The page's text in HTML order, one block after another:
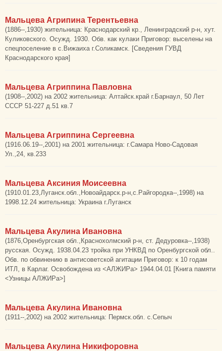
Мальцева Агрипина Терентьевна
(1886--,1930) жительница: Краснодарский кр., Ленинградский р-н, хут.
Куликовского. Осужд. 1930. Обв. как кулаки Приговор: выселены на
спецпоселение в с.Вижаиха г.Соликамск. [Сведения ГУВД
Краснодарского края]
Мальцева Агриппина Павловна
(1908--,2002) на 2002 жительница: Алтайск.край г.Барнаул, 50 Лет
СССР 51-227 д.51 кв.7
Мальцева Агриппина Сергеевна
(1916.06.19--,2001) на 2001 жительница: г.Самара Ново-Садовая
Ул.,24, кв.233
Мальцева Аксиния Моисеевна
(1910.01.23,Луганск.обл.,Новоайдарск.р-н,с.Райгородка--,1998) на
1998.12.24 жительница: Украина г.Луганск
Мальцева Акулина Ивановна
(1876,Оренбургская обл.,Краснохолмский р-н, ст. Дедуровка--,1938)
русская. Осужд. 1938.04.23 тройка при УНКВД по Оренбургской обл..
Обв. по обвинению в антисоветской агитации Приговор: к 10 годам
ИТЛ, в Карлаг. Освобождена из <АЛЖИРа> 1944.04.01 [Книга памяти
<Узницы АЛЖИРа>]
Мальцева Акулина Ивановна
(1911--,2002) на 2002 жительница: Пермск.обл. с.Сепыч
Мальцева Акулина Никифоровна